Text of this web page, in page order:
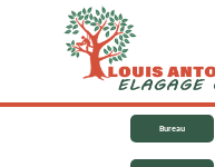
Bureau